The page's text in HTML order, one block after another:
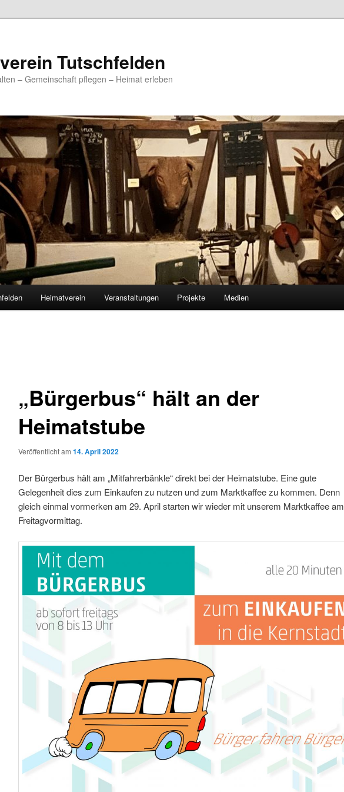
Tutschfelden
– Gemeinschaft pflegen – Heimat erleben
Heimatverein Veranstaltungen Projekte Medien
„Bürgerbus“ hält an der
Heimatstube
Veröffentlicht am 14. April 2022
Der Bürgerbus hält am „Mitfahrerbänkle“ direkt bei der Heimatstube. Eine gute
Gelegenheit dies zum Einkaufen zu nutzen und zum Marktkaffee zu kommen. Denn
gleich einmal vormerken am 29. April starten wir wieder mit unserem Marktkaffee am
Freitagvormittag.